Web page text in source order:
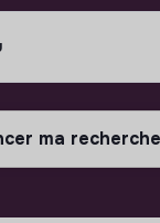
ma recherche